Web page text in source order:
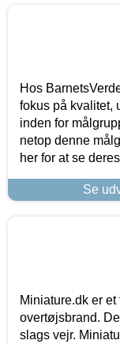
Hos
fokus på kvalitet,
inden for
netop denne
her for at se
Se
Miniature.dk er
overtøjsbrand.
slags vejr.